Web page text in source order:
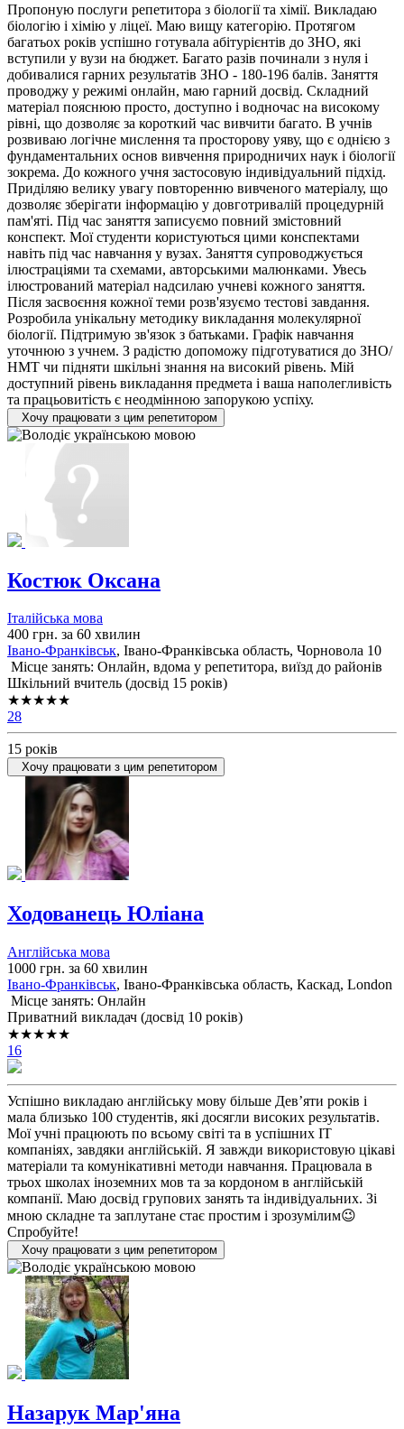
Пропоную послуги репетитора з біології та хімії. Викладаю
біологію і хімію у ліцеї. Маю вищу категорію. Протягом
багатьох років успішно готувала абітурієнтів до ЗНО, які
вступили у вузи на бюджет. Багато разів починали з нуля і
добивалися гарних результатів ЗНО - 180-196 балів. Заняття
проводжу у режимі онлайн, маю гарний досвід. Складний
матеріал пояснюю просто, доступно і водночас на високому
рівні, що дозволяє за короткий час вивчити багато. В учнів
розвиваю логічне мислення та просторову уяву, що є однією з
фундаментальних основ вивчення природничих наук і біології
зокрема. До кожного учня застосовую індивідуальний підхід.
Приділяю велику увагу повторенню вивченого матеріалу, що
дозволяє зберігати інформацію у довготривалій процедурній
пам'яті. Під час заняття записуємо повний змістовний
конспект. Мої студенти користуються цими конспектами
навіть під час навчання у вузах. Заняття супроводжується
ілюстраціями та схемами, авторськими малюнками. Увесь
ілюстрований матеріал надсилаю учневі кожного заняття.
Після засвоєння кожної теми розв'язуємо тестові завдання.
Розробила унікальну методику викладання молекулярної
біології. Підтримую зв'язок з батьками. Графік навчання
уточнюю з учнем. З радістю допоможу підготуватися до ЗНО/
НМТ чи підняти шкільні знання на високий рівень. Мій
доступний рівень викладання предмета і ваша наполегливість
та працьовитість є неодмінною запорукою успіху.
Хочу працювати з цим репетитором
Костюк Оксана
Італійська мова
400 грн. за 60 хвилин
Івано-Франківськ, Івано-Франківська область, Чорновола 10
Місце занять: Онлайн, вдома у репетитора, виїзд до районів
Шкільний вчитель (досвід 15 років)
★★★★★
28
15 років
Хочу працювати з цим репетитором
Ходованець Юліана
Англійська мова
1000 грн. за 60 хвилин
Івано-Франківськ, Івано-Франківська область, Каскад, London
Місце занять: Онлайн
Приватний викладач (досвід 10 років)
★★★★★
16
Успішно викладаю англійську мову більше Девʼяти років і
мала близько 100 студентів, які досягли високих результатів.
Мої учні працюють по всьому світі та в успішних ІТ
компаніях, завдяки англійській. Я завжди використовую цікаві
матеріали та комунікативні методи навчання. Працювала в
трьох школах іноземних мов та за кордоном в англійській
компанії. Маю досвід групових занять та індивідуальних. Зі
мною складне та заплутане стає простим і зрозумілим😉
Спробуйте!
Хочу працювати з цим репетитором
Назарук Мар'яна